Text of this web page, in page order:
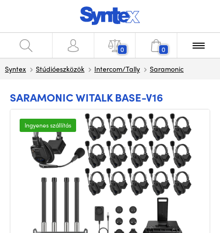
0 0
Syntex Stúdióeszközök Intercom/Tally Saramonic
SARAMONIC WITALK BASE-V16
Ingyenes szállítás